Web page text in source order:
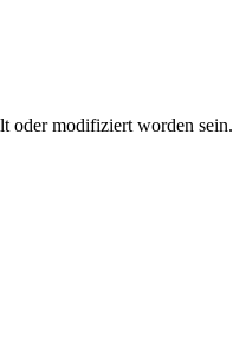
oder modifiziert worden sein.